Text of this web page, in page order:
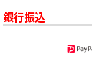
銀行振込